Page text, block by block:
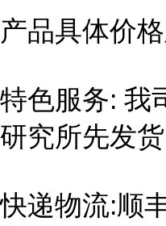
产品具体价
特色服务: 我
研究所先发货
快递物流:顺